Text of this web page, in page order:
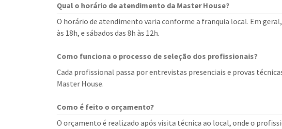
Qual o horário de atendimento da Master House?
O horário de atendimento varia conforme a franquia local. Em
às 18h, e sábados das 8h às 12h.
Como funciona o processo de seleção dos profissionais?
Cada profissional passa por entrevistas presenciais e provas
Master House.
Como é feito o orçamento?
O orçamento é realizado após visita técnica ao local, onde o